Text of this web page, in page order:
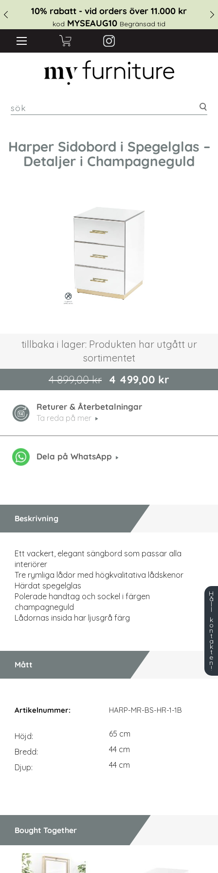
10% rabatt - vid orders över 11.000 kr
kod MYSEAUG10 Begränsad tid
Harper Sidobord i Spegelglas –
Detaljer i Champagneguld
tillbaka i lager: Produkten har utgått ur
sortimentet
4 499,00 kr
4 899,00 kr
Returer & Återbetalningar
Ta reda på mer
Dela på WhatsApp
av
Beskrivning
Ett vackert, elegant sängbord som passar alla
interiörer
Tre rymliga lådor med högkvalitativa lådskenor
Härdat spegelglas
Polerade handtag och sockel i färgen
champagneguld
Lådornas insida har ljusgrå färg
Mått
HARP-MR-BS-HR-1-1B
Höjd
65 cm
Bredd
44 cm
Djup
44 cm
Bought Together
H
å
l
l
k
o
n
t
a
k
t
e
n
!